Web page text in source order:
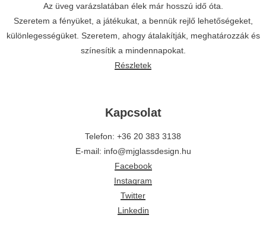
Az üveg varázslatában élek már hosszú idő óta.
Szeretem a fényüket, a játékukat, a bennük rejlő lehetőségeket,
különlegességüket. Szeretem, ahogy átalakítják, meghatározzák és
színesítik a mindennapokat.
Részletek
Kapcsolat
Telefon: +36 20 383 3138
E-mail: info@mjglassdesign.hu
Facebook
Instagram
Twitter
Linkedin